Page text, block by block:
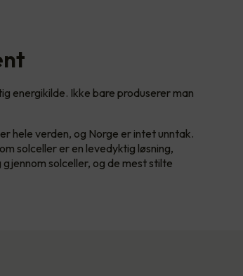
energikilde. Ikke bare produserer man
hele verden, og Norge er intet unntak.
solceller er en levedyktig løsning,
solceller, og de mest stilte